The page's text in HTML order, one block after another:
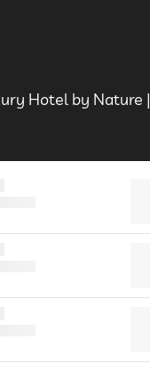
Hotel by Nature |